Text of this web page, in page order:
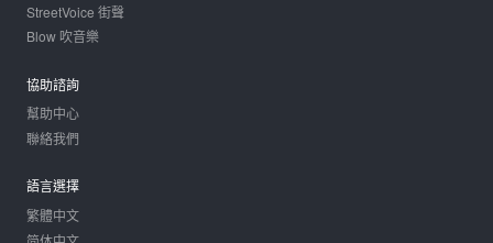
StreetVoice 街聲
Blow 吹音樂
協助諮詢
幫助中心
聯絡我們
語言選擇
繁體中文